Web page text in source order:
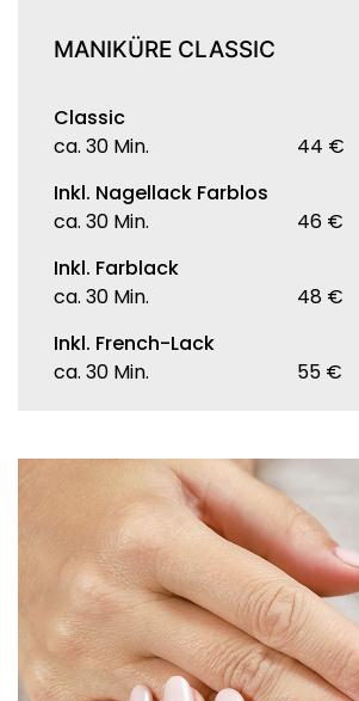
MANIKÜRE CLASSIC
Classic
ca. 30 Min.
44 €
Inkl. Nagellack Farblos
ca. 30 Min.
46 €
Inkl. Farblack
ca. 30 Min.
48 €
Inkl. French-Lack
ca. 30 Min.
55 €